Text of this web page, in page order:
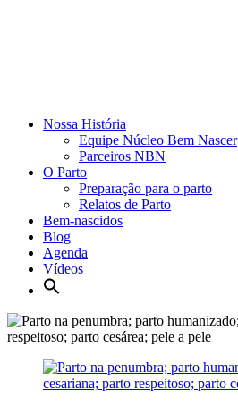
Nossa História
Equipe Núcleo Bem Nascer
Parceiros NBN
O Parto
Preparação para o parto
Relatos de Parto
Bem-nascidos
Blog
Agenda
Vídeos